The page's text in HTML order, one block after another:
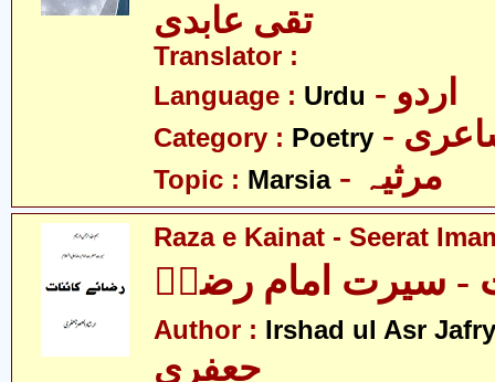
تقی عابدی
Translator :
Language : Urdu - اردو
Category : Poetry
Topic : Marsia - مرثیہ
Raza e Kainat - Seerat
- سیرت امام رضاؑ
Author : Irshad ul Asr Jafry
جعفری